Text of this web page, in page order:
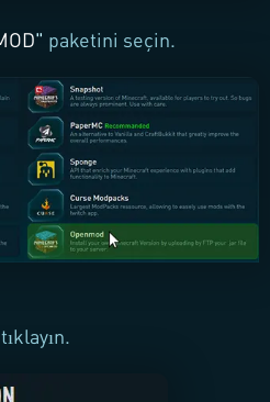
" paketini seçin.